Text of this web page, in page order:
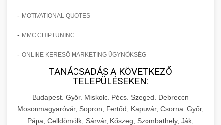
- MOTIVATIONAL QUOTES
- MMC CHIPTUNING
- ONLINE KERESŐ MARKETING ÜGYNÖKSÉG
TANÁCSADÁS A KÖVETKEZŐ
TELEPÜLÉSEKEN:
Budapest, Győr, Miskolc, Pécs, Szeged, Debrecen
Mosonmagyaróvár, Sopron, Fertőd, Kapuvár, Csorna, Győr,
Pápa, Celldömölk, Sárvár, Kőszeg, Szombathely, Ják,